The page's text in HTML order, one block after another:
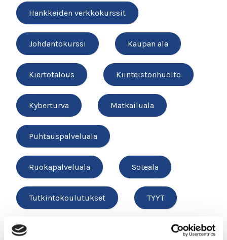
Hankkeiden verkkokurssit
Johdantokurssi Kaupan ala
Kiertotalous Kiinteistönhuolto
Kyberturva Matkailuala
Puhtauspalveluala
Ruokapalveluala Soteala
Tutkintokoulutukset TYYT